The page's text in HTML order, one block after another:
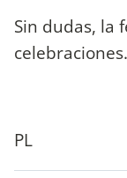
Sin dudas, la
celebraciones.
PL